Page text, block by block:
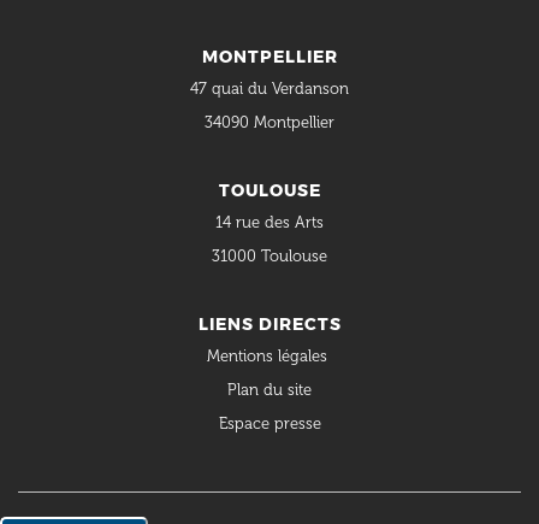
MONTPELLIER
47 quai du Verdanson
34090 Montpellier
TOULOUSE
14 rue des Arts
31000 Toulouse
LIENS DIRECTS
Mentions légales
Plan du site
Espace presse